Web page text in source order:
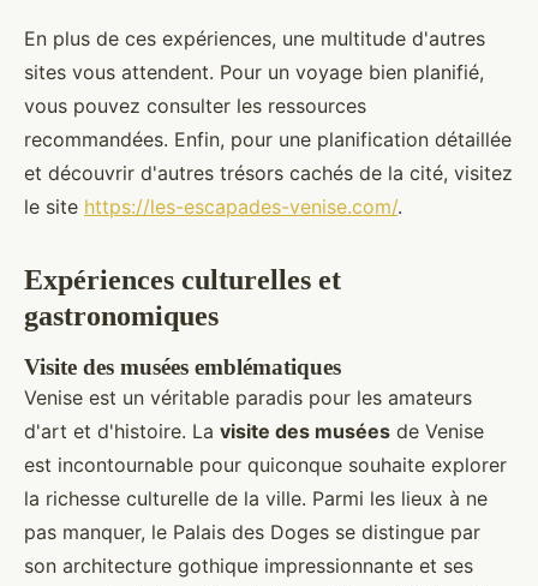
En plus de ces expériences, une multitude d'autres
sites vous attendent. Pour un voyage bien planifié,
vous pouvez consulter les ressources
recommandées. Enfin, pour une planification détaillée
et découvrir d'autres trésors cachés de la cité, visitez
le site https://les-escapades-venise.com/.
Expériences culturelles et
gastronomiques
Visite des musées emblématiques
Venise est un véritable paradis pour les amateurs
d'art et d'histoire. La visite des musées de Venise
est incontournable pour quiconque souhaite explorer
la richesse culturelle de la ville. Parmi les lieux à ne
pas manquer, le Palais des Doges se distingue par
son architecture gothique impressionnante et ses